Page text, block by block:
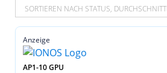
SORTIEREN NACH STATUS,
Anzeige
AP1-10 GPU